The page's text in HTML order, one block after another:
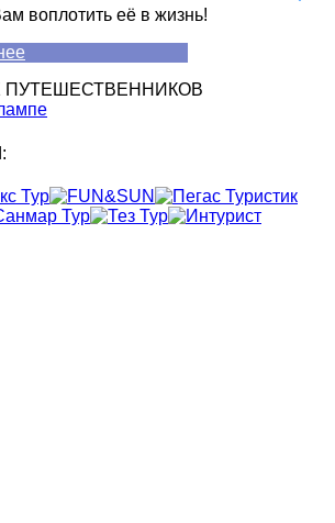
воплотить её в жизнь!
: